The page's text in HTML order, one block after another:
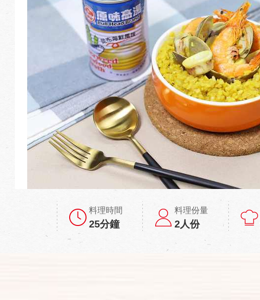
料理時間
25分鐘
料理份量
2人份